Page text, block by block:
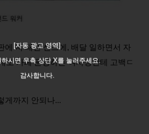
에 저 패션 센스에, 배달 일하면서 자
도 카페 운영하는 여사장한테 고백ㄷ
게까지 안되나...
[자동 광고 영역]
시면 우측 상단 X를 눌러주세요.
감사합니다.